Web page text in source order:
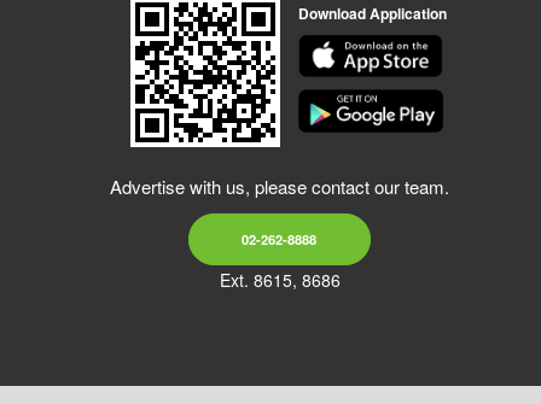
Download Application
Advertise with us, please contact our team.
02-262-8888
Ext. 8615, 8686